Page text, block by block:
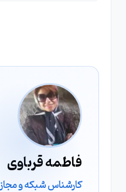
افزارها و ورود و خروج
انجام می شود ، ثبت و
می توان متوجه شد در
دهد.
فاطمه قرباوی
کارشناس شبکه و